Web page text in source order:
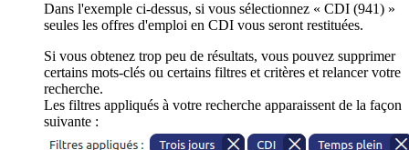
Dans l'exemple ci-dessus, si vous sélectionnez « CDI (941) »
seules les offres d'emploi en CDI vous seront restituées.
Si vous obtenez trop peu de résultats, vous pouvez supprimer
certains mots-clés ou certains filtres et critères et relancer votre
recherche.
Les filtres appliqués à votre recherche apparaissent de la façon
suivante :